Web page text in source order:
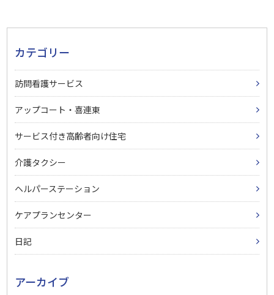
カテゴリー
訪問看護サービス
アップコート・喜連東
サービス付き高齢者向け住宅
介護タクシー
ヘルパーステーション
ケアプランセンター
日記
アーカイブ